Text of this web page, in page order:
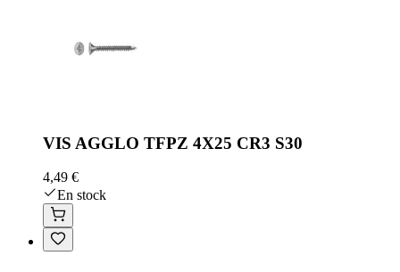
VIS AGGLO TFPZ 4X25 CR3 S30
4,49 €
En stock